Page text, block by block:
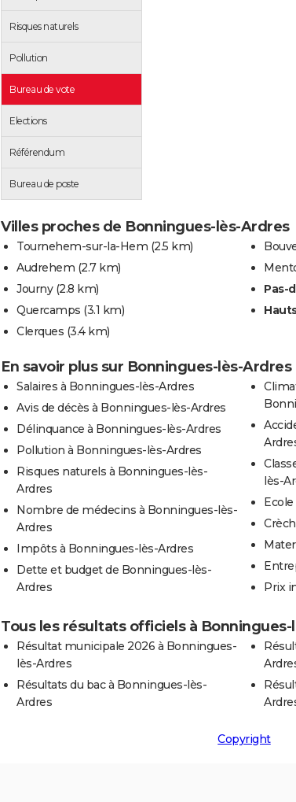
Risques naturels
Pollution
Bureau de vote
Elections
Référendum
Bureau de poste
Villes proches de Bonningues-lès-Ardres
Tournehem-sur-la-Hem (2.5 km)
Audrehem (2.7 km)
Journy (2.8 km)
Quercamps (3.1 km)
Clerques (3.4 km)
Pas-
En savoir plus sur Bonningues-lès-Ardres
Salaires à Bonningues-lès-Ardres
Avis de décès à Bonningues-lès-Ardres
Délinquance à Bonningues-lès-Ardres
Pollution à Bonningues-lès-Ardres
Risques naturels à Bonningues-lès-
Ardres
Nombre de médecins à Bonningues-lès-
Ardres
Impôts à Bonningues-lès-Ardres
Dette et budget de Bonningues-lès-
Ardres
lès-
Prix
Tous les résultats officiels à
Résultat municipale 2026 à Bonningues-
lès-Ardres
Résultats du bac à Bonningues-lès-
Ardres
Copyright